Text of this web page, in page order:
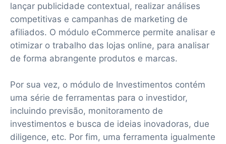
lançar publicidade contextual, realizar análises
competitivas e campanhas de marketing de
afiliados. O módulo eCommerce permite analisar e
otimizar o trabalho das lojas online, para analisar
de forma abrangente produtos e marcas.
Por sua vez, o módulo de Investimentos contém
uma série de ferramentas para o investidor,
incluindo previsão, monitoramento de
investimentos e busca de ideias inovadoras, due
diligence, etc. Por fim, uma ferramenta igualmente